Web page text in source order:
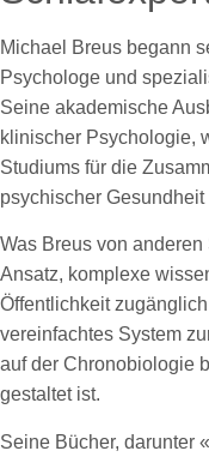
Michael Breus begann
Psychologe und
Seine akademische
klinischer Psychologie,
Studiums für die
psychischer Gesundheit
Was Breus von
Ansatz, komplexe
Öffentlichkeit
vereinfachtes System
auf der Chronobiologie
gestaltet ist.
Seine Bücher, darunter